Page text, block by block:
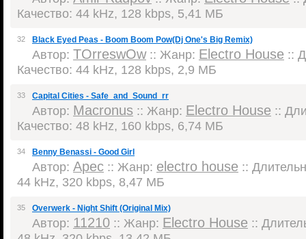
Качество: 44 kHz, 128 kbps, 5,41 МБ
32 Black Eyed Peas - Boom Boom Pow(Dj One's Big Remix)
Автор: TOrreswOw:: Жанр: Electro House ::
Качество: 44 kHz, 128 kbps, 2,9 МБ
33 Capital Cities - Safe_and_Sound_rr
Автор: Macronus :: Жанр: Electro House ::
Качество: 48 kHz, 160 kbps, 6,74 МБ
34 Benny Benassi - Good Girl
Автор: Apec :: Жанр: electro house ::
44 kHz, 320 kbps, 8,47 МБ
35 Overwerk - Night Shift (Original Mix)
Автор: 11210 :: Жанр: Electro House ::